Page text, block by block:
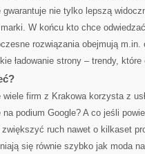
nie tylko lepszą
W końcu kto chce
rozwiązania obejmują
ładowanie strony – trendy,
firm z Krakowa korzysta z
podium Google? A co jeśli
ruch nawet o kilkaset
się równie szybko jak moda